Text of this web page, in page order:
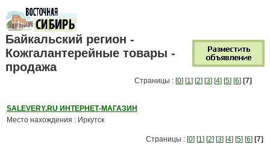
Байкальский регион -
Кожгалантерейные товары -
продажа
Страницы : [0] [1] [2] [3] [4] [5] [6] [7]
SALEVERY.RU ИНТЕРНЕТ-МАГАЗИН
Место нахождения : Иркутск
Страницы : [0] [1] [2] [3] [4] [5] [6] [7]